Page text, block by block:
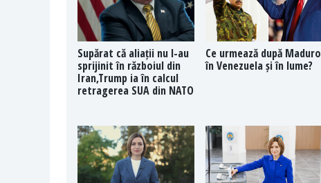
Supărat că aliații nu l-au
sprijinit în războiul din
Iran,Trump ia în calcul
retragerea SUA din NATO
Ce urmează după Maduro
în Venezuela și în lume?